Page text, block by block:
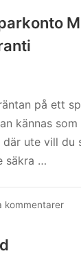
Lån
på ett
kännas
ute vill du
säkra …
kommentarertill